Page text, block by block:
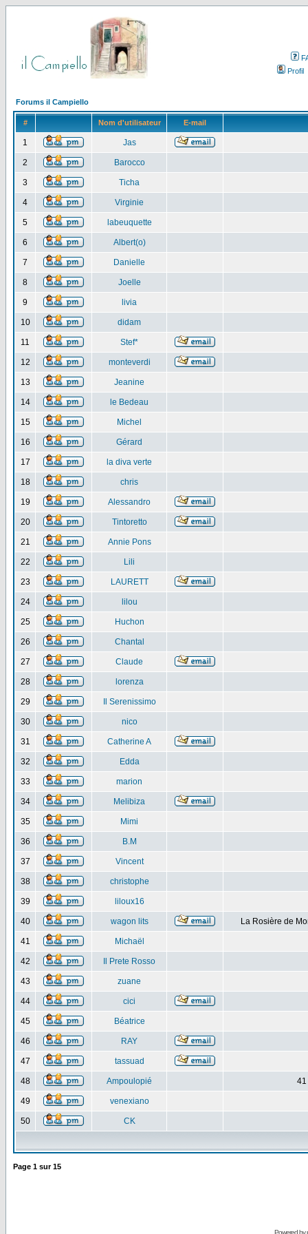
Profil
Forums il Campiello
# Nom d'utilisateur E-mail
1 Jas
2 Barocco
3 Ticha
4 Virginie
5 labeuquette
6 Albert(o)
7 Danielle
8 Joelle
9 livia
10 didam
11 Stef*
12 monteverdi
13 Jeanine
14 le Bedeau
15 Michel
16 Gérard
17 la diva verte
18 chris
19 Alessandro
20 Tintoretto
21 Annie Pons
22 Lili
23 LAURETT
24 lilou
25 Huchon
26 Chantal
27 Claude
28 lorenza
29 Il Serenissimo
30 nico
31 Catherine A
32 Edda
33 marion
34 Melibiza
35 Mimi
36 B.M
37 Vincent
38 christophe
39 liloux16
40 wagon lits La Rosière de
41 Michaël
42 Il Prete Rosso
43 zuane
44 cici
45 Béatrice
46 RAY
47 tassuad
48 Ampoulopié 41
49 venexiano
50 CK
Page 1 sur15
Powered by